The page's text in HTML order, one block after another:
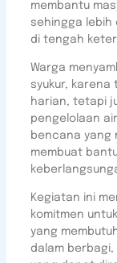
membantu
sehingga lebih
di tengah
Warga
syukur, karena
harian, tetapi
pengelolaan
bencana yang
membuat
Kegiatan ini
komitmen
yang
dalam